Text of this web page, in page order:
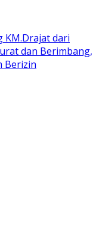
KM.Drajat dari
dan Berimbang,
Berizin